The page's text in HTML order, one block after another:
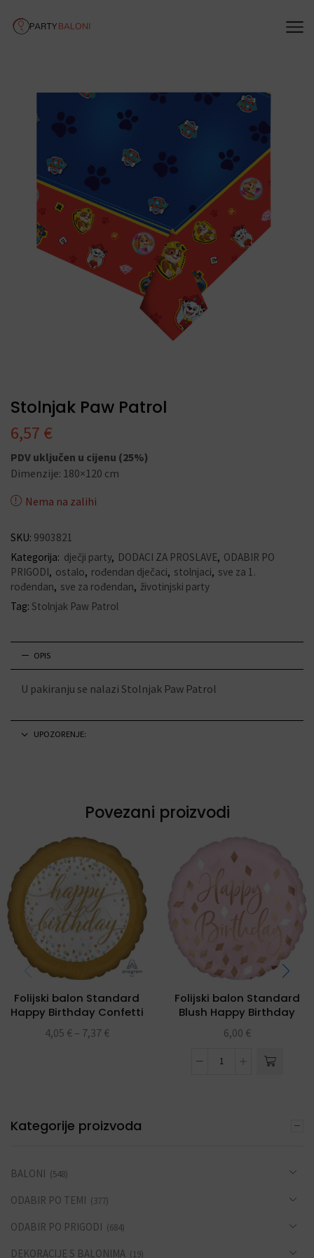
Stolnjak Paw Patrol
6,57 €
PDV uključen u cijenu (25%)
Dimenzije: 180×120 cm
Nema na zalihi
SKU: 9903821
Kategorija: dječji party, DODACI ZA PROSLAVE, ODABIR PO
PRIGODI, ostalo, rođendan dječaci, stolnjaci, sve za 1.
rođendan, sve za rođendan, životinjski party
Tag: Stolnjak Paw Patrol
OPIS
U pakiranju se nalazi Stolnjak Paw Patrol
UPOZORENJE:
Povezani proizvodi
Folijski balon Standard
Happy Birthday Confetti
4,05 € – 7,37 €
Folijski balon Standard
Blush Happy Birthday
6,00 €
Kategorije proizvoda
BALONI (548)
ODABIR PO TEMI (377)
ODABIR PO PRIGODI (684)
DEKORACIJE S BALONIMA (19)